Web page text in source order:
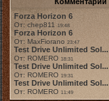
Forza Horizon 6
От: chep811 19:48
Forza Horizon 6
От: MaxFiorano 23:47
Test Drive Unlimited Sol...
От: ROMERO 18:31
Test Drive Unlimited Sol...
От: ROMERO 19:31
Test Drive Unlimited Sol...
От: ROMERO 11:49